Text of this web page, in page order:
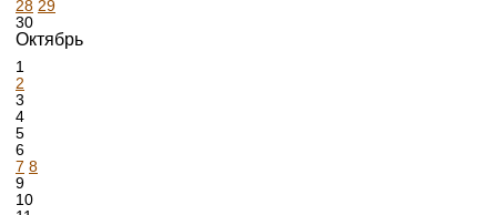
28 29
30
Октябрь
1
2
3
4
5
6
7 8
9
10